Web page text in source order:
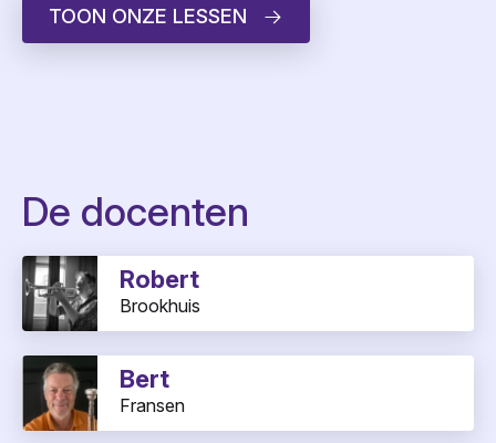
TOON ONZE LESSEN
De docenten
Robert
Brookhuis
Bert
Fransen